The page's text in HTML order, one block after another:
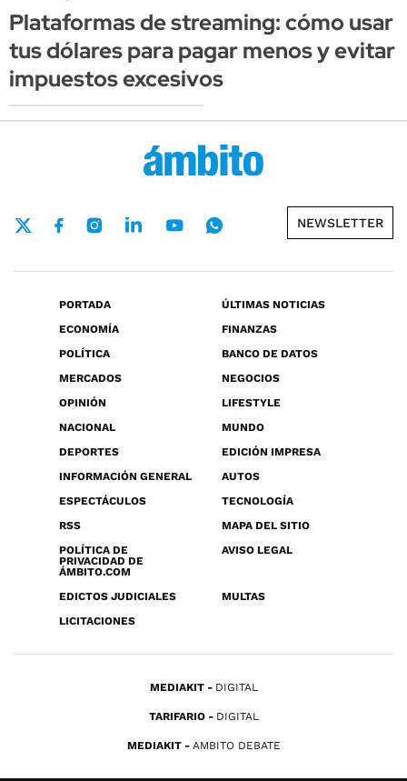
Plataformas de streaming: cómo usar
tus dólares para pagar menos y evitar
impuestos excesivos
NEWSLETTER
PORTADA
ÚLTIMAS NOTICIAS
ECONOMÍA
FINANZAS
POLÍTICA
BANCO DE DATOS
MERCADOS
NEGOCIOS
OPINIÓN
LIFESTYLE
NACIONAL
MUNDO
DEPORTES
EDICIÓN IMPRESA
INFORMACIÓN GENERAL
AUTOS
ESPECTÁCULOS
TECNOLOGÍA
RSS
MAPA DEL SITIO
POLÍTICA DE
PRIVACIDAD DE
ÁMBITO.COM
AVISO LEGAL
EDICTOS JUDICIALES
MULTAS
LICITACIONES
MEDIAKIT DIGITAL
TARIFARIO DIGITAL
MEDIAKIT AMBITO DEBATE